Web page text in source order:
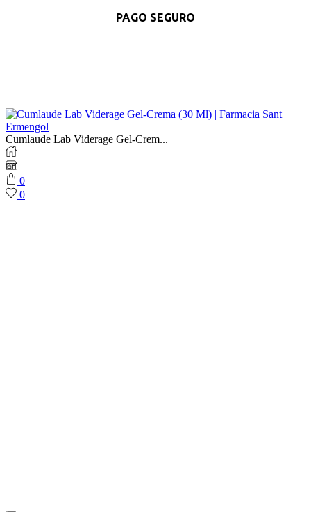
PAGO SEGURO
Cumlaude Lab Viderage Gel-Crem...
0
0